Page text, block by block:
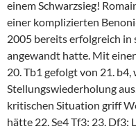
einem Schwarzsieg!
einer komplizierten
2005 bereits erfolgreich in
angewandt hatte. Mit
20. Tb1 gefolgt von 21.
Stellungswiederholung
kritischen Situation griff
hätte 22. Se4 Tf3: 23. Df3: